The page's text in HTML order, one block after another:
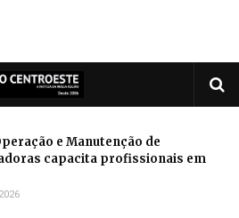
e Manutenção de
capacita profissionais em